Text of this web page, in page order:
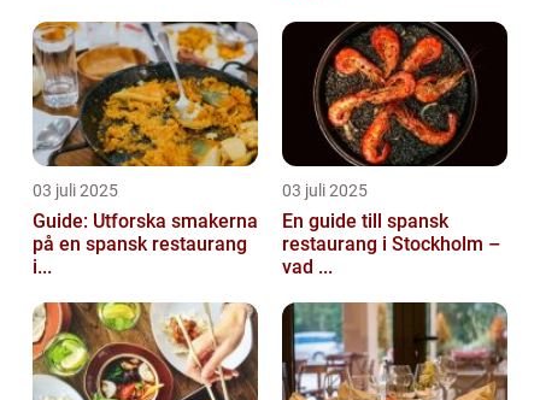
03 juli 2025
Guide: Utforska smakerna
på en spansk restaurang
i...
03 juli 2025
En guide till spansk
restaurang i Stockholm –
vad ...